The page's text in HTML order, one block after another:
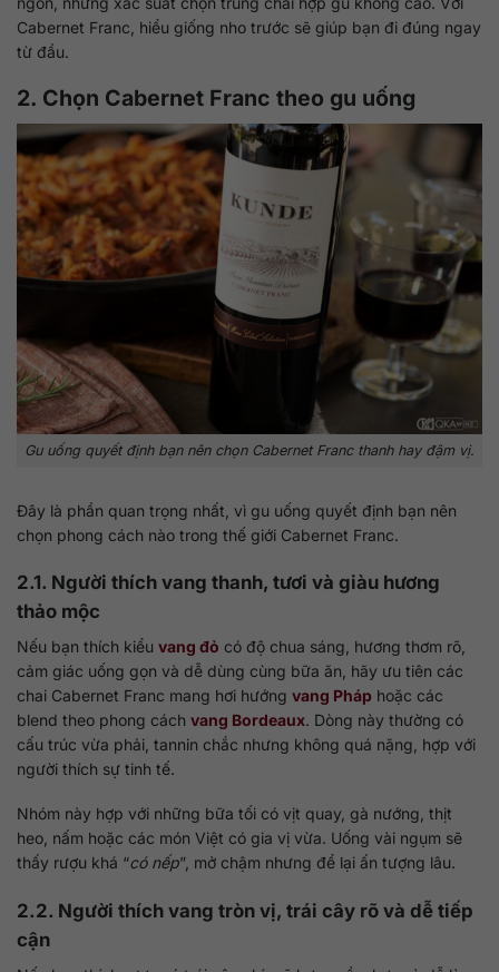
Cabernet Franc, hiểu giống nho trước sẽ giúp bạn đi đúng ngay
từ đầu.
2. Chọn Cabernet Franc theo gu uống
Gu uống quyết định bạn nên chọn Cabernet Franc thanh hay đậm vị.
Đây là phần quan trọng nhất, vì gu uống quyết định bạn nên
chọn phong cách nào trong thế giới Cabernet Franc.
2.1. Người thích vang thanh, tươi và giàu hương
thảo mộc
Nếu bạn thích kiểu vang đỏ có độ chua sáng, hương thơm rõ,
cảm giác uống gọn và dễ dùng cùng bữa ăn, hãy ưu tiên các
chai Cabernet Franc mang hơi hướng vang Pháp hoặc các
blend theo phong cách vang Bordeaux. Dòng này thường có
cấu trúc vừa phải, tannin chắc nhưng không quá nặng, hợp với
người thích sự tinh tế.
Nhóm này hợp với những bữa tối có vịt quay, gà nướng, thịt
heo, nấm hoặc các món Việt có gia vị vừa. Uống vài ngụm sẽ
thấy rượu khá “có nếp”, mở chậm nhưng để lại ấn tượng lâu.
2.2. Người thích vang tròn vị, trái cây rõ và dễ tiếp
cận